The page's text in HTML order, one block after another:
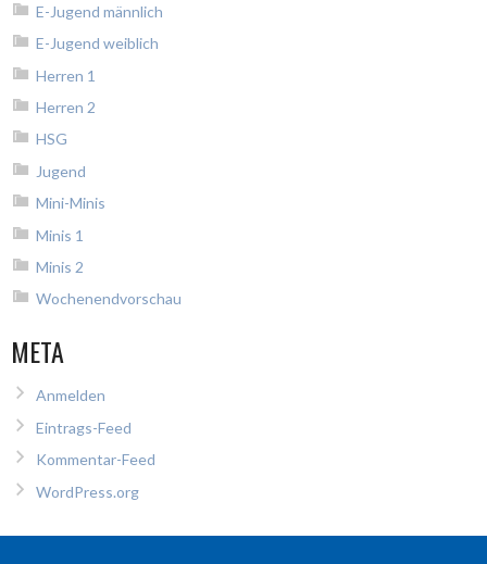
E-Jugend männlich
E-Jugend weiblich
Herren 1
Herren 2
HSG
Jugend
Mini-Minis
Minis 1
Minis 2
Wochenendvorschau
META
Anmelden
Eintrags-Feed
Kommentar-Feed
WordPress.org